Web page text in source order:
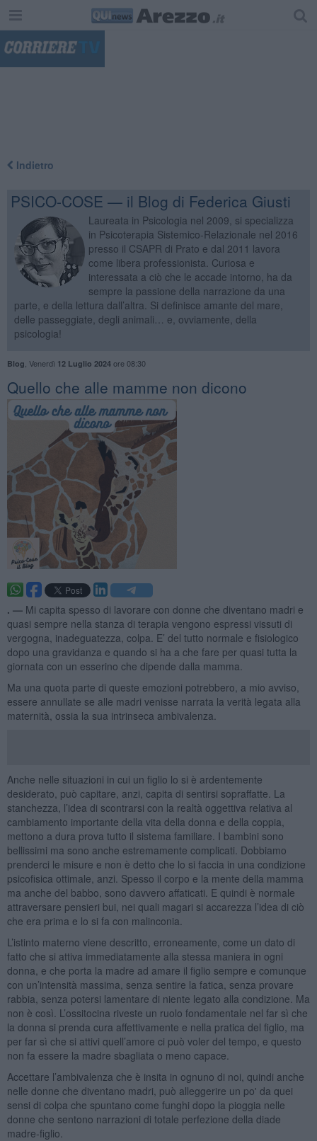
Indietro
PSICO-COSE — il Blog di Federica Giusti
Laureata in Psicologia nel 2009, si specializza
in Psicoterapia Sistemico-Relazionale nel 2016
presso il CSAPR di Prato e dal 2011 lavora
come libera professionista. Curiosa e
interessata a ciò che le accade intorno, ha da
sempre la passione della narrazione da una
parte, e della lettura dall’altra. Si definisce amante del mare,
delle passeggiate, degli animali… e, ovviamente, della
psicologia!
Blog Venerdì 12 Luglio 2024ore 08:30
​Quello che alle mamme non dicono
. — Mi capita spesso di lavorare con donne che diventano madri e
quasi sempre nella stanza di terapia vengono espressi vissuti di
vergogna, inadeguatezza, colpa. E’ del tutto normale e fisiologico
dopo una gravidanza e quando si ha a che fare per quasi tutta la
giornata con un esserino che dipende dalla mamma.
Ma una quota parte di queste emozioni potrebbero, a mio avviso,
essere annullate se alle madri venisse narrata la verità legata alla
maternità, ossia la sua intrinseca ambivalenza.
Anche nelle situazioni in cui un figlio lo si è ardentemente
desiderato, può capitare, anzi, capita di sentirsi sopraffatte. La
stanchezza, l’idea di scontrarsi con la realtà oggettiva relativa al
cambiamento importante della vita della donna e della coppia,
mettono a dura prova tutto il sistema familiare. I bambini sono
bellissimi ma sono anche estremamente complicati. Dobbiamo
prenderci le misure e non è detto che lo si faccia in una condizione
psicofisica ottimale, anzi. Spesso il corpo e la mente della mamma
ma anche del babbo, sono davvero affaticati. E quindi è normale
attraversare pensieri bui, nei quali magari si accarezza l’idea di ciò
che era prima e lo si fa con malinconia.
L’istinto materno viene descritto, erroneamente, come un dato di
fatto che si attiva immediatamente alla stessa maniera in ogni
donna, e che porta la madre ad amare il figlio sempre e comunque
con un’intensità massima, senza sentire la fatica, senza provare
rabbia, senza potersi lamentare di niente legato alla condizione. Ma
non è così. L’ossitocina riveste un ruolo fondamentale nel far sì che
la donna si prenda cura affettivamente e nella pratica del figlio, ma
per far sì che si attivi quell’amore ci può voler del tempo, e questo
non fa essere la madre sbagliata o meno capace.
Accettare l’ambivalenza che è insita in ognuno di noi, quindi anche
nelle donne che diventano madri, può alleggerire un po' da quei
sensi di colpa che spuntano come funghi dopo la pioggia nelle
donne che sentono narrazioni di totale perfezione della diade
madre-figlio.